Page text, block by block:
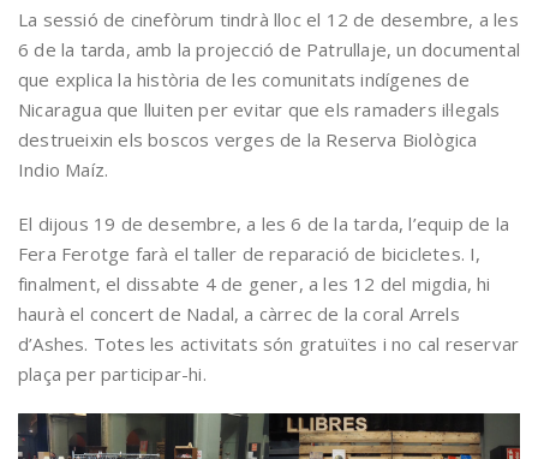
La sessió de cinefòrum tindrà lloc el 12 de desembre, a les
6 de la tarda, amb la projecció de Patrullaje, un documental
que explica la història de les comunitats indígenes de
Nicaragua que lluiten per evitar que els ramaders il·legals
destrueixin els boscos verges de la Reserva Biològica
Indio Maíz.
El dijous 19 de desembre, a les 6 de la tarda, l’equip de la
Fera Ferotge farà el taller de reparació de bicicletes. I,
finalment, el dissabte 4 de gener, a les 12 del migdia, hi
haurà el concert de Nadal, a càrrec de la coral Arrels
d’Ashes. Totes les activitats són gratuïtes i no cal reservar
plaça per participar-hi.